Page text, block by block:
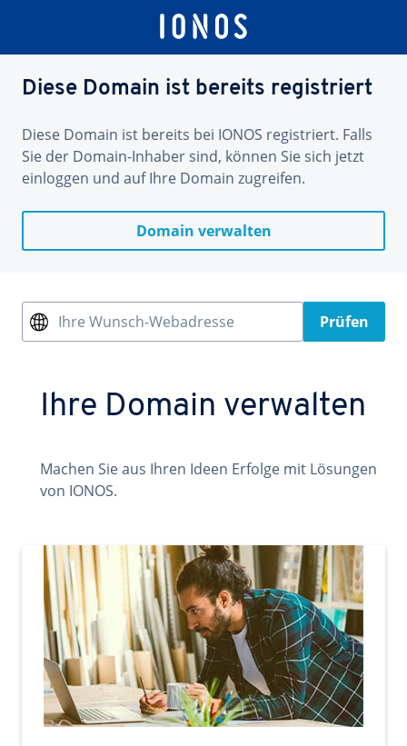
Diese Domain ist bereits registriert
Diese Domain ist bereits bei IONOS registriert. Falls
Sie der Domain-Inhaber sind, können Sie sich jetzt
einloggen und auf Ihre Domain zugreifen.
Domain verwalten
Ihre Wunsch-Webadresse Prüfen
Ihre Domain verwalten
Machen Sie aus Ihren Ideen Erfolge mit Lösungen
von IONOS.